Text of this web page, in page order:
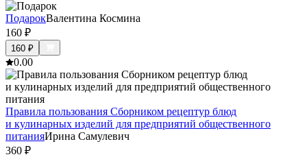
ПодарокВалентина Космина
160 ₽
160 ₽
0.00
Правила пользования Сборником рецептур блюд
и кулинарных изделий для предприятий общественного
питанияИрина Самулевич
360 ₽